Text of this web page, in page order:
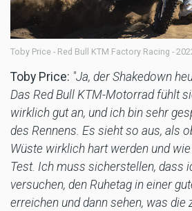
Toby Price - Red Bull KTM Factory Racing -
Toby Price: "Ja, der Shakedown
Das Red Bull KTM-Motorrad fühlt
wirklich gut an, und ich bin sehr
des Rennens. Es sieht so aus, als
Wüste wirklich hart werden und
Test. Ich muss sicherstellen, dass
versuchen, den Ruhetag in einer
erreichen und dann sehen, was die